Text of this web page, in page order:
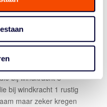
als we op 1 september
minder te
door? Hoe zit de ploeg
eerst nog wel praten.
met ups-and-downs.
bij windkracht 8
bij windkracht 1 rustig
maar zeker kregen